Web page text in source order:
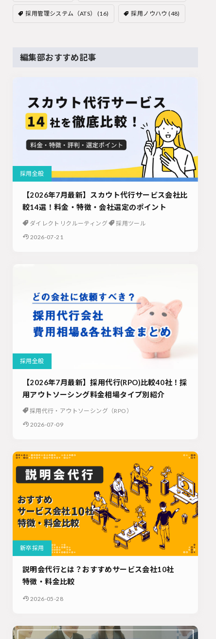
採用管理システム（ATS） (16) 採用ノウハウ (48)
編集部おすすめ記事
採用全般
【2026年7月最新】スカウト代行サービス会社比
較14選！料金・特徴・会社選定のポイント
ダイレクトリクルーティング
採用ツール
2026-07-21
採用全般
【2026年7月最新】採用代行(RPO)比較40社！採
用アウトソーシング料金相場タイプ別紹介
採用代行・アウトソーシング（RPO）
2026-07-09
新卒採用
説明会代行とは？おすすめサービス会社10社
特徴・料金比較
2026-05-28